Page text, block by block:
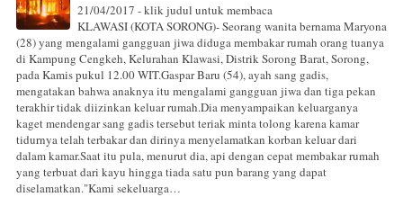
21/04/2017 - klik judul untuk membaca
KLAWASI (KOTA SORONG)- Seorang wanita bernama Maryona
(28) yang mengalami gangguan jiwa diduga membakar rumah orang tuanya
di Kampung Cengkeh, Kelurahan Klawasi, Distrik Sorong Barat, Sorong,
pada Kamis pukul 12.00 WIT.Gaspar Baru (54), ayah sang gadis,
mengatakan bahwa anaknya itu mengalami gangguan jiwa dan tiga pekan
terakhir tidak diizinkan keluar rumah.Dia menyampaikan keluarganya
kaget mendengar sang gadis tersebut teriak minta tolong karena kamar
tidurnya telah terbakar dan dirinya menyelamatkan korban keluar dari
dalam kamar.Saat itu pula, menurut dia, api dengan cepat membakar rumah
yang terbuat dari kayu hingga tiada satu pun barang yang dapat
diselamatkan."Kami sekeluarga…